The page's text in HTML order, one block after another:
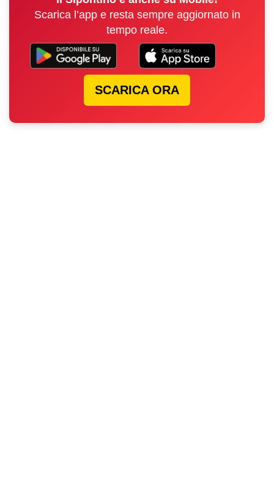
Scarica l’app e resta sempre aggiornato in
tempo reale.
SCARICA ORA